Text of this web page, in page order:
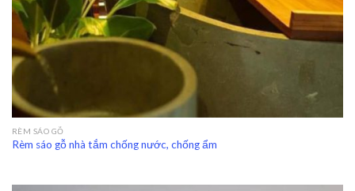
RÈM SÁO GỖ
Rèm sáo gỗ nhà tắm chống nước, chống ẩm